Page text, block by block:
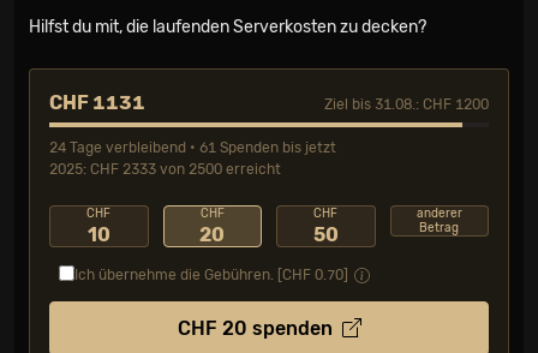
Hilfst du mit, die laufenden Serverkosten zu decken?
CHF 1131 Ziel bis 31.08.: CHF 1200
24 Tage verbleibend • 61 Spenden bis jetzt
2025: CHF 2333 von 2500 erreicht
CHF
10
CHF
20
CHF
50
anderer
Betrag
Ich übernehme die Gebühren. [CHF 0.70
CHF 20 spenden